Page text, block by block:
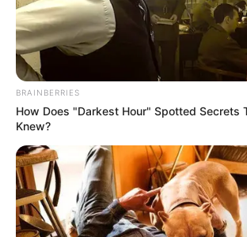
Mais lidas